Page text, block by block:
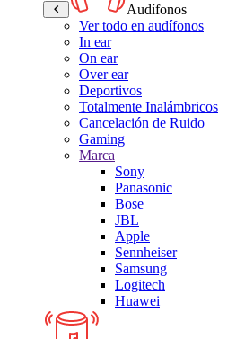
Audífonos
Ver todo en audífonos
In ear
On ear
Over ear
Deportivos
Totalmente Inalámbricos
Cancelación de Ruido
Gaming
Marca
Sony
Panasonic
Bose
JBL
Apple
Sennheiser
Samsung
Logitech
Huawei